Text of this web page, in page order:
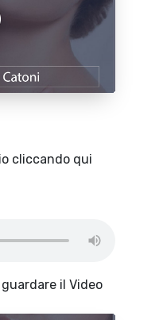
cliccando qui
il Video